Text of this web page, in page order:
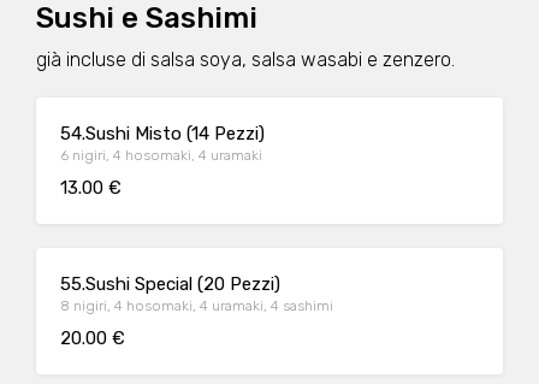
Sushi e Sashimi
già incluse di salsa soya, salsa wasabi e zenzero.
54.Sushi Misto (14 Pezzi)
6 nigiri, 4 hosomaki, 4 uramaki
13.00 €
55.Sushi Special (20 Pezzi)
8 nigiri, 4 hosomaki, 4 uramaki, 4 sashimi
20.00 €